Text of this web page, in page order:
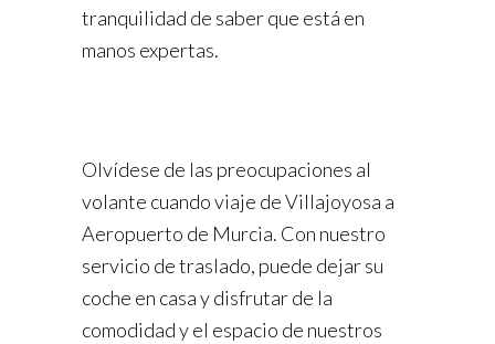
tranquilidad de saber que está en
manos expertas.
Olvídese de las preocupaciones al
volante cuando viaje de Villajoyosa a
Aeropuerto de Murcia. Con nuestro
servicio de traslado, puede dejar su
coche en casa y disfrutar de la
comodidad y el espacio de nuestros